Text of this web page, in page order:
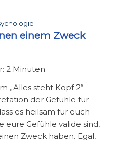
einem Zweck
2 Minuten
„Alles steht Kopf 2“
der Gefühle für
es heilsam für euch
eure Gefühle valide sind,
Zweck haben. Egal,